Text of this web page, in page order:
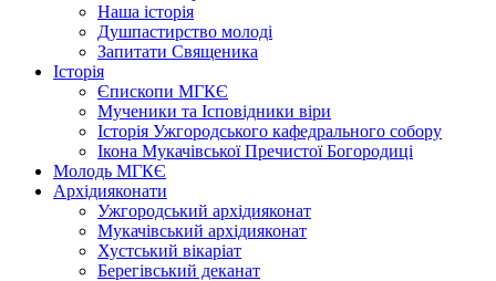
Наша історія
Душпастирство молоді
Запитати Священика
Історія
Єпископи МГКЄ
Мученики та Ісповідники віри
Історія Ужгородського кафедрального собору
Ікона Мукачівської Пречистої Богородиці
Молодь МГКЄ
Архідияконати
Ужгородський архідияконат
Мукачівський архідияконат
Хустський вікаріат
Берегівський деканат